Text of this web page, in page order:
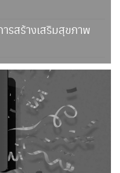
รสร้างเสริมสุขภาพ